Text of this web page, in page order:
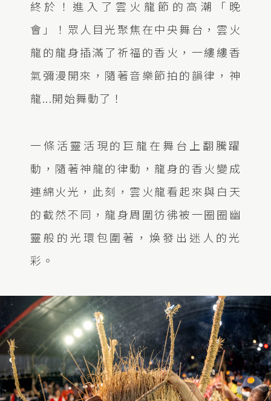
終於！進入了雲火龍節的高潮「晚
會」！眾人目光聚焦在中央舞台，雲火
龍的龍身插滿了祈福的香火，一縷縷香
氣彌漫開來，隨著音樂節拍的韻律，神
龍...開始舞動了！
一條活靈活現的巨龍在舞台上翻騰躍
動，隨著神龍的律動，龍身的香火變成
連綿火光，此刻，雲火龍看起來與白天
的截然不同，龍身周圍彷彿被一圈圈幽
靈般的光環包圍著，煥發出迷人的光
彩。